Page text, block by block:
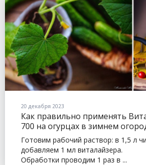
20 декабря 2023
Как правильно применять
700 на огурцах в зимнем
Готовим рабочий раствор: в 1,5 л
добавляем 1 мл виталайзера.
Обработки проводим 1 раз в ...